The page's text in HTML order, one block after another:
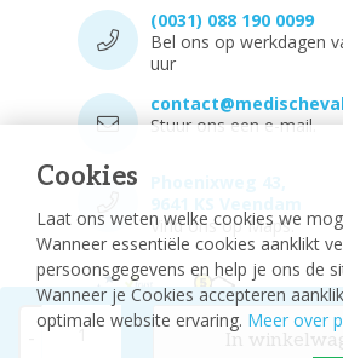
Cookies
Laat ons weten welke cookies we
Wanneer essentiële cookies aanklikt
persoonsgegevens en help je ons de
Wanneer je Cookies accepteren
optimale website ervaring. Meer over
(0031) 088 190 0099
Bel ons op werkdagen
uur
Stuur ons een e-mail.
Vind ons op Maps.